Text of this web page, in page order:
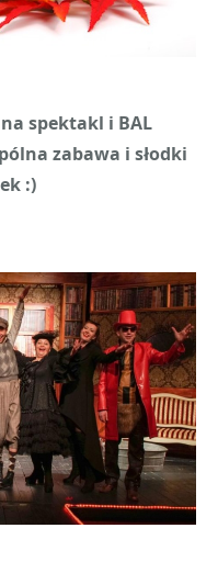
spektakl i BAL
zabawa i słodki
:)